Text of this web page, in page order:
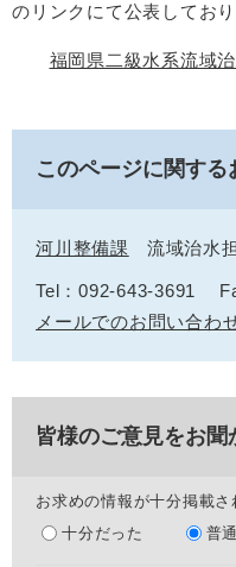
のリンクにて公表しており
福岡県二級水系流域
このページに関す
河川整備課 流域治水
Tel：092-643-3691
メールでのお問い合わ
皆様のご意見をお聞
お求めの情報が十分掲載さ
十分だった
普通